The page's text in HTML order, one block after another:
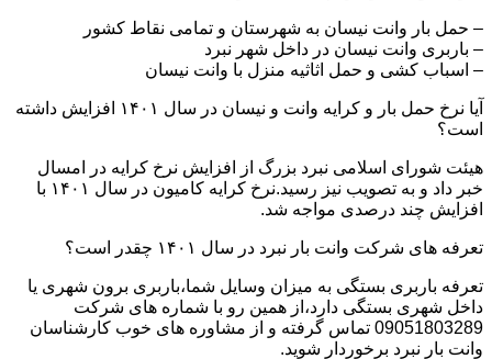
– حمل بار وانت نیسان به شهرستان و تمامی نقاط کشور
– باربری وانت نیسان در داخل شهر نبرد
– اسباب کشی و حمل اثاثیه منزل با وانت نیسان
آیا نرخ حمل بار و کرایه وانت و نیسان در سال ۱۴۰۱ افزایش داشته
است؟
هیئت شورای اسلامی نبرد بزرگ از افزایش نرخ کرایه در امسال
خبر داد و به تصویب نیز رسید.نرخ کرایه کامیون در سال ۱۴۰۱ با
افزایش چند درصدی مواجه شد.
تعرفه های شرکت وانت بار نبرد در سال ۱۴۰۱ چقدر است؟
تعرفه باربری بستگی به میزان وسایل شما،باربری برون شهری یا
داخل شهری بستگی دارد،از همین رو با شماره های شرکت
09051803289 تماس گرفته و از مشاوره های خوب کارشناسان
وانت بار نبرد برخوردار شوید.